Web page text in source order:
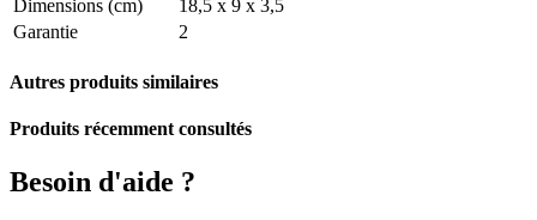
Dimensions (cm)
18,5 x 9 x 3,5
Garantie
2
Autres produits similaires
Produits récemment consultés
Besoin d'aide ?